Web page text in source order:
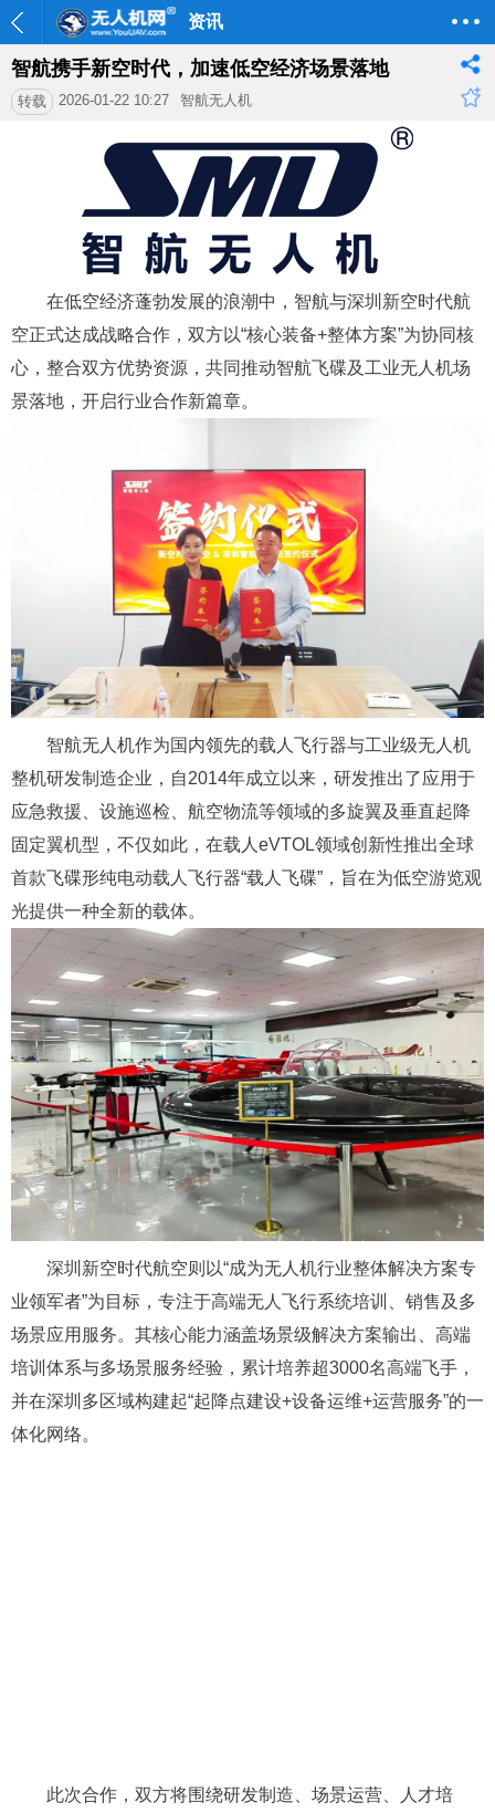
资讯
智航携手新空时代，加速低空经济场景落地
转载 2026-01-22 10:27 智航无人机
在低空经济蓬勃发展的浪潮中，智航与深圳新空时代航
空正式达成战略合作，双方以“核心装备+整体方案”为协同核
心，整合双方优势资源，共同推动智航飞碟及工业无人机场
景落地，开启行业合作新篇章。
智航无人机作为国内领先的载人飞行器与工业级无人机
整机研发制造企业，自2014年成立以来，研发推出了应用于
应急救援、设施巡检、航空物流等领域的多旋翼及垂直起降
固定翼机型，不仅如此，在载人eVTOL领域创新性推出全球
首款飞碟形纯电动载人飞行器“载人飞碟”，旨在为低空游览观
光提供一种全新的载体。
深圳新空时代航空则以“成为无人机行业整体解决方案专
业领军者”为目标，专注于高端无人飞行系统培训、销售及多
场景应用服务。其核心能力涵盖场景级解决方案输出、高端
培训体系与多场景服务经验，累计培养超3000名高端飞手，
并在深圳多区域构建起“起降点建设+设备运维+运营服务”的一
体化网络。
此次合作，双方将围绕研发制造、场景运营、人才培